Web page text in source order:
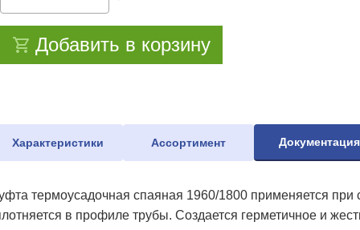
Добавить в корзину
Характеристики Ассортимент Документация
термоусадочная спаяная 1960/1800 применяется при
в профиле трубы. Создается герметичное и